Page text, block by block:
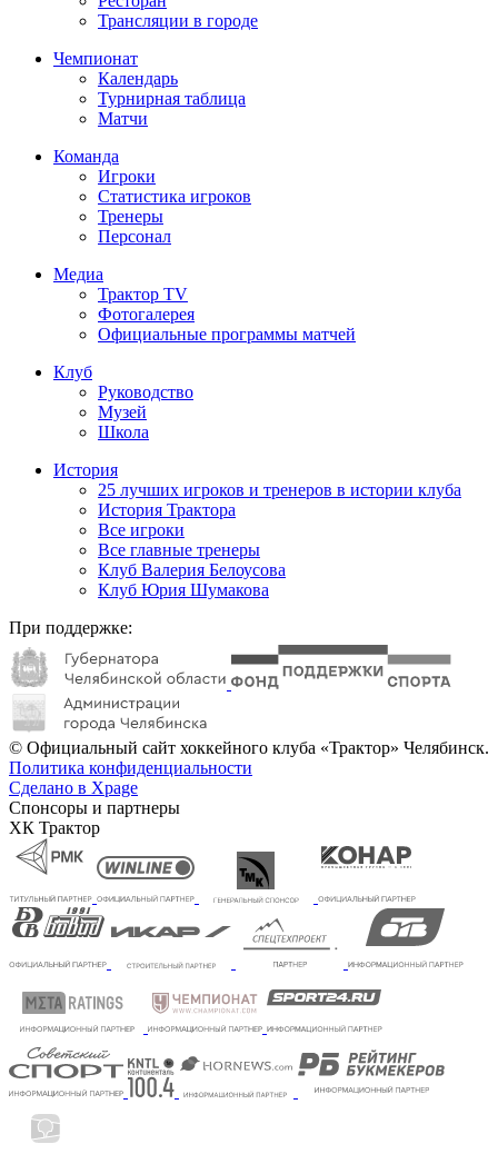
Трансляции в городе
Чемпионат
Календарь
Турнирная таблица
Матчи
Команда
Игроки
Статистика игроков
Тренеры
Персонал
Медиа
Трактор TV
Фотогалерея
Официальные программы матчей
Клуб
Руководство
Музей
Школа
История
25 лучших игроков и тренеров в истории клуба
История Трактора
Все игроки
Все главные тренеры
Клуб Валерия Белоусова
Клуб Юрия Шумакова
При поддержке:
© Официальный сайт хоккейного клуба «Трактор» Челябинск.
Политика конфиденциальности
Сделано в Xpage
Спонсоры и партнеры
ХК Трактор